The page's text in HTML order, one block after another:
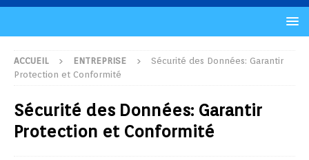
ACCUEIL ENTREPRISE
Sécurité des Données: Garantir
Protection et Conformité
Sécurité des Données: Garantir
Protection et Conformité